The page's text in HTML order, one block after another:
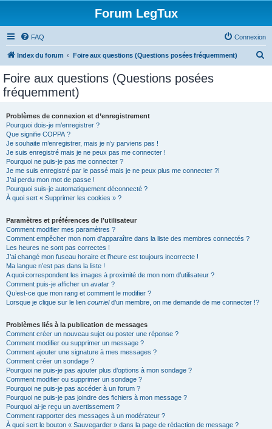
Forum LegTux
FAQ Connexion
Index du forum Foire aux questions (Questions posées fréquemment)
Foire aux questions (Questions posées
fréquemment)
Problèmes de connexion et d’enregistrement
Pourquoi dois-je m’enregistrer ?
Que signifie COPPA ?
Je souhaite m’enregistrer, mais je n’y parviens pas !
Je suis enregistré mais je ne peux pas me connecter !
Pourquoi ne puis-je pas me connecter ?
Je me suis enregistré par le passé mais je ne peux plus me connecter ?!
J’ai perdu mon mot de passe !
Pourquoi suis-je automatiquement déconnecté ?
À quoi sert « Supprimer les cookies » ?
Paramètres et préférences de l’utilisateur
Comment modifier mes paramètres ?
Comment empêcher mon nom d’apparaître dans la liste des membres connectés ?
Les heures ne sont pas correctes !
J’ai changé mon fuseau horaire et l’heure est toujours incorrecte !
Ma langue n’est pas dans la liste !
A quoi correspondent les images à proximité de mon nom d’utilisateur ?
Comment puis-je afficher un avatar ?
Qu’est-ce que mon rang et comment le modifier ?
Lorsque je clique sur le lien courrield’un membre, on me demande de me connecter !?
Problèmes liés à la publication de messages
Comment créer un nouveau sujet ou poster une réponse ?
Comment modifier ou supprimer un message ?
Comment ajouter une signature à mes messages ?
Comment créer un sondage ?
Pourquoi ne puis-je pas ajouter plus d’options à mon sondage ?
Comment modifier ou supprimer un sondage ?
Pourquoi ne puis-je pas accéder à un forum ?
Pourquoi ne puis-je pas joindre des fichiers à mon message ?
Pourquoi ai-je reçu un avertissement ?
Comment rapporter des messages à un modérateur ?
À quoi sert le bouton « Sauvegarder » dans la page de rédaction de message ?